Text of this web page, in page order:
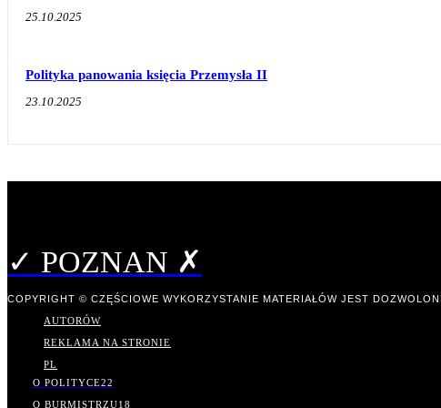
25.10.2025
Polityka panowania księcia Przemysła II
23.10.2025
✓ POZNAN ✗
COPYRIGHT © CZĘŚCIOWE WYKORZYSTANIE MATERIAŁÓW JEST
AUTORÓW
REKLAMA NA STRONIE
PL
O POLITYCE22
O BURMISTRZU18